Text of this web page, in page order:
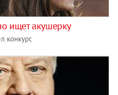
ищет акушерку
конкурс